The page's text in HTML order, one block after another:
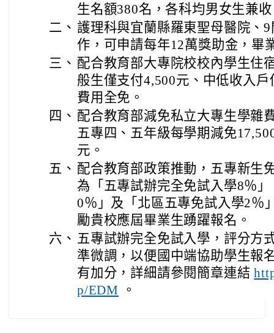
生名額380名，各科均男女生兼
二、 護理科與宜蘭縣羅東聖母醫院、
作，可申請每年12萬獎助金，畢
三、 配合教育部大專院校校內學生住
般生僅支付4,500元、中低收入
費用全免。
四、 配合教育部減免私立大專生學雜
五專四、五年級每學期減免
元。
五、 配合教育部政策推動，五專新生
為「五專試辦完全免試入學8％
0％」及「北區五專免試入學2％
勵貴校應屆畢業生踴躍報名。
六、 五專試辦完全免試入學，評分方
準微調，以便國中端協助學生報
有加分，詳細請參閱簡章連結
p/EDM
。